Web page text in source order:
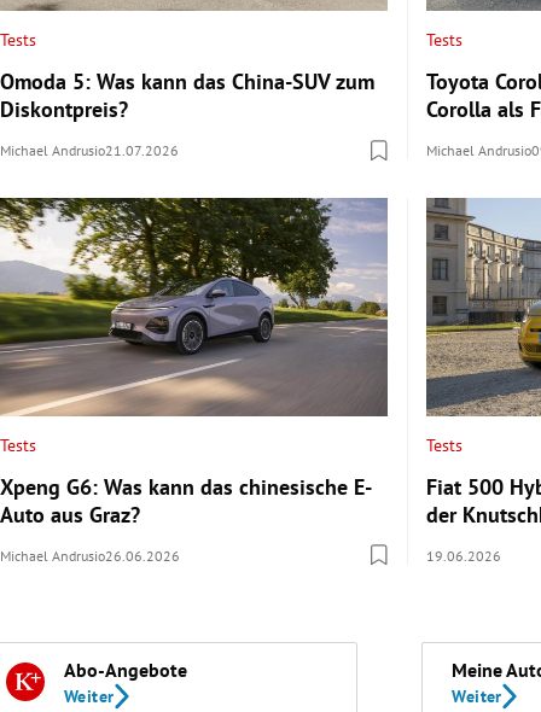
Tests
Omoda 5: Was kann das China-SUV zum
Diskontpreis?
Michael Andrusio21.07.2026
Tests
Toyota
Corolla als
Michael Andrusio
Tests
Xpeng G6: Was kann das chinesische E-
Auto aus Graz?
Michael Andrusio26.06.2026
Tests
Fiat 500
der
19.06.2026
Abo-Angebote
Weiter
Meine
Weiter